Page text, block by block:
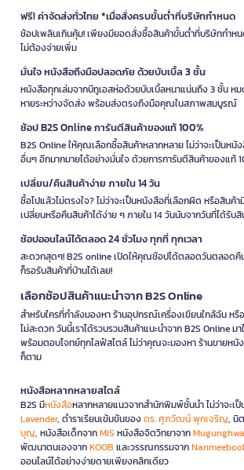
ฟรี! ค่าจัดส่งทั่วไทย *เมื่อสั่งครบขั้นต่ำที่บริษัทกำหนด
ช้อปเพลินเกินคุ้ม! เพียงมียอดสั่งซื้อสินค้าขั้นต่ำที่บริษัทกำห
ไม่ต้องจ่ายเพิ่ม
มั่นใจ หนังสือถึงมือปลอดภัย ด้วยบับเบิ้ล 3 ชั้น
หนังสือทุกเล่มจากบีทูเอสห่อด้วยบับเบิ้ลหนาแน่นถึง 3 ชั้น หม
หายระหว่างจัดส่ง พร้อมส่งตรงถึงมือคุณในสภาพสมบูรณ์
ช้อป B2S Online การันตีสินค้าของแท้ 100%
B2S Online ให้คุณเลือกซื้อสินค้าหลากหลาย ไม่ว่าจะเป็นหนั
อื่นๆ อีกมากมายได้อย่างมั่นใจ ด้วยการการันตีสินค้าของแท้
เปลี่ยน/คืนสินค้าง่าย ภายใน 14 วัน
ซื้อไปแล้วไม่ตรงใจ? ไม่ว่าจะเป็นหนังสือที่เลือกผิด หรือสิน
เปลี่ยนหรือคืนสินค้าได้ง่าย ๆ ภายใน 14 วันนับจากวันที่ได้รับสิ
ช้อปออนไลน์ได้ตลอด 24 ชั่วโมง ทุกที่ ทุกเวลา
สะดวกสุดๆ! B2S online เปิดให้คุณช้อปได้ตลอดวันตลอดคื
ก็รอรับสินค้าที่บ้านได้เลย!
เลือกช้อปสินค้าแนะนำจาก B2S Online
สำหรับใครที่กำลังมองหา ร้านอุปกรณ์เครื่องเขียนใกล้ฉัน หรื
ไม่สะดวก วันนี้เราได้รวบรวมสินค้าแนะนำจาก B2S Online
พร้อมตอบโจทย์ทุกไลฟ์สไตล์ ไม่ว่าคุณจะมองหา ร้านขายหนั
ก็ตาม
หนังสือหลากหลายสไตล์
B2S มีหนังสือหลากหลายแนวจากสำนักพิมพ์ชั้นนำ ไม่ว่าจะเ
Lavender, ตำราเรียนเข้มข้นของดร. ศุภวัฒน์ พุกเจริญ, นิ
บุญ, หนังสือเด็กจากMIS หนังสือจิตวิทยาจาก
พัฒนาตนเองจากKOOB และวรรณกรรมจาก
ออนไลน์ได้อย่างง่ายดายเพียงคลิกเดียว